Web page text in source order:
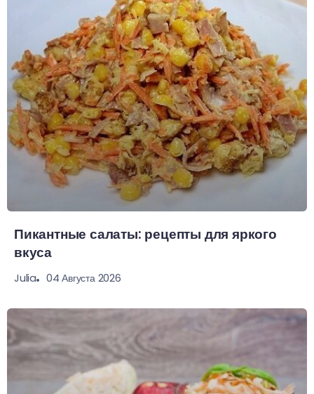
Пикантные салаты: рецепты для яркого
вкуса
Julia 04 Августа 2026